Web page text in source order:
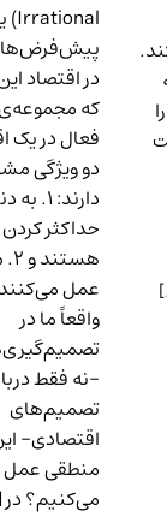
Irrational) یکی از
پیش‌فرض‌های اولیه
در اقتصاد این است
که مجموعه‌ی افراد
فعال در یک اقتصاد
دو ویژگی مشخص
دارند: ۱. به دنبال
حداکثر کردن سود
هستند و ۲. منطقی
عمل می‌کنند. اما آیا
واقعاً ما در
تصمیم‌گیری‌هایمان
–نه فقط درباره‌ی
تصمیم‌های
اقتصادی- این قدر
منطقی عمل
می‌کنیم؟ در […]